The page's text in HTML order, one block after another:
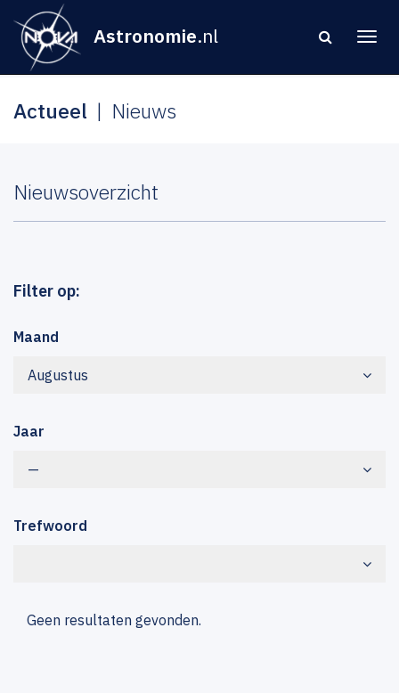
Astronomie.nl
Actueel Nieuws
Nieuwsoverzicht
Filter op:
Maand
Augustus
Jaar
—
Trefwoord
Geen resultaten gevonden.